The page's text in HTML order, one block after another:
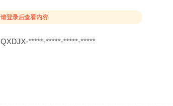
请登录后查看内容
QXDJX-*****-*****-*****-*****